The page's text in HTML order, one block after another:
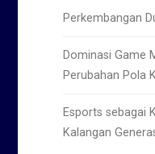
Perkembangan
Dominasi Game
Perubahan Pola
Esports sebagai
Kalangan